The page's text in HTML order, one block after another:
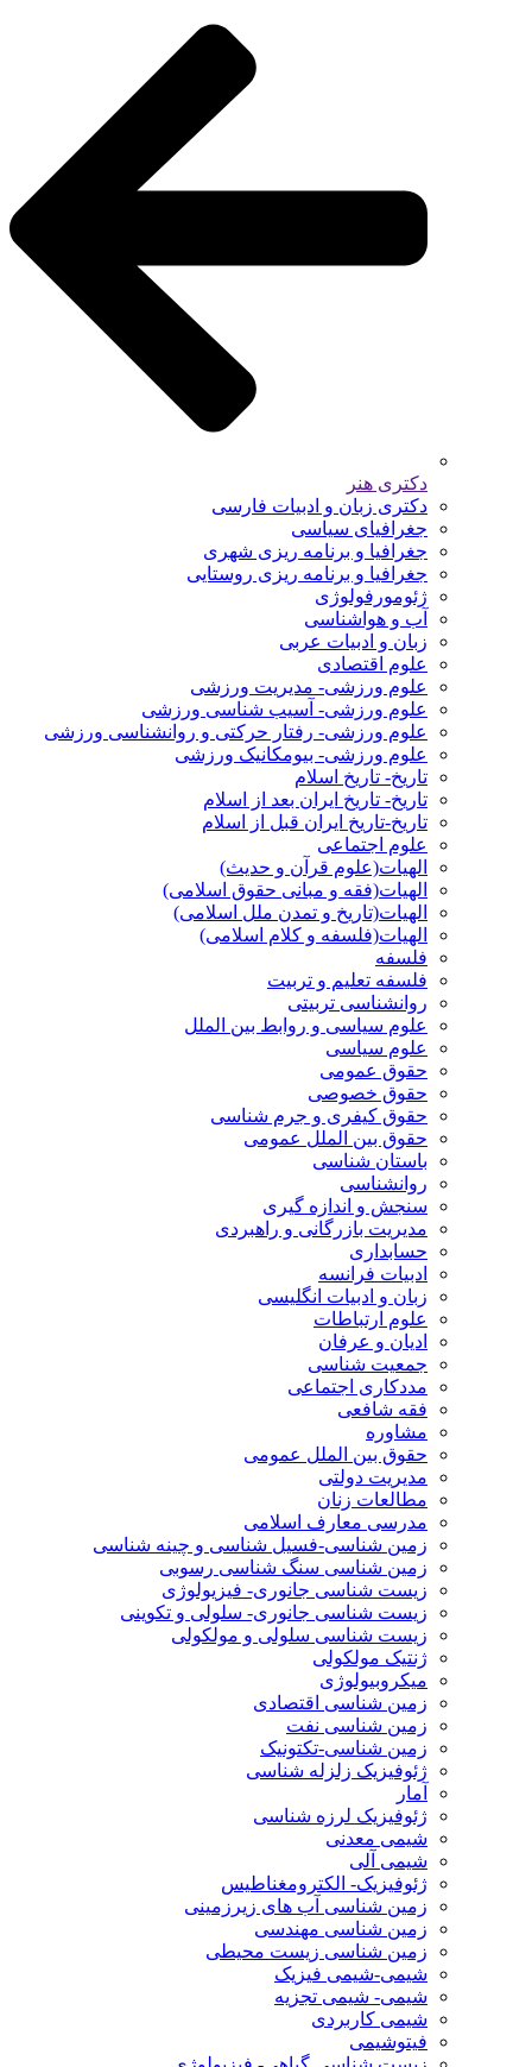
دکتری هنر
دکتری زبان و ادبیات فارسی
جغرافیای سیاسی
جغرافیا و برنامه ریزی شهری
جغرافیا و برنامه ریزی روستایی
ژئومورفولوژی
آب و هواشناسی
زبان و ادبیات عربی
علوم اقتصادی
علوم ورزشی- مدیریت ورزشی
علوم ورزشی- آسیب شناسی ورزشی
علوم ورزشی- رفتار حرکتی و روانشناسی ورزشی
علوم ورزشی- بیومکانیک ورزشی
تاریخ- تاریخ اسلام
تاریخ- تاریخ ایران بعد از اسلام
تاریخ-تاریخ ایران قبل از اسلام
علوم اجتماعی
الهیات(علوم قرآن و حدیث)
الهیات(فقه و مبانی حقوق اسلامی)
الهیات(تاریخ و تمدن ملل اسلامی)
الهیات(فلسفه و کلام اسلامی)
فلسفه
فلسفه تعلیم و تربیت
روانشناسی تربیتی
علوم سیاسی و روابط بین الملل
علوم سیاسی
حقوق عمومی
حقوق خصوصی
حقوق کیفری و جرم شناسی
حقوق بین الملل عمومی
باستان شناسی
روانشناسی
سنجش و اندازه گیری
مدیریت بازرگانی و راهبردی
حسابداری
ادبیات فرانسه
زبان و ادبیات انگلیسی
علوم ارتباطات
ادیان و عرفان
جمعیت شناسی
مددکاری اجتماعی
فقه شافعی
مشاوره
حقوق بین الملل عمومی
مدیریت دولتی
مطالعات زنان
مدرسی معارف اسلامی
زمین شناسی-فسیل شناسی و چینه شناسی
زمین شناسی سنگ شناسی رسوبی
زیست شناسی جانوری- فیزیولوژی
زیست شناسی جانوری- سلولی و تکوینی
زیست شناسی سلولی و مولکولی
ژنتیک مولکولی
میکروبیولوژی
زمین شناسی اقتصادی
زمین شناسی نفت
زمین شناسی-تکتونیک
ژئوفیزیک زلزله شناسی
آمار
ژئوفیزیک لرزه شناسی
شیمی معدنی
شیمی آلی
ژئوفیزیک- الکترومغناطیس
زمین شناسی آب های زیرزمینی
زمین شناسی مهندسی
زمین شناسی زیست محیطی
شیمی-شیمی فیزیک
شیمی- شیمی تجزیه
شیمی کاربردی
فیتوشیمی